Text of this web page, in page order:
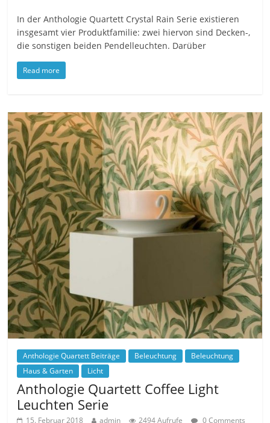
In der Anthologie Quartett Crystal Rain Serie existieren
insgesamt vier Produktfamilie: zwei hiervon sind Decken-,
die sonstigen beiden Pendelleuchten. Darüber
Read more
Anthologie Quartett Beiträge Beleuchtung
Beleuchtung
Haus & Garten
Licht
Anthologie Quartett Coffee Light
Leuchten Serie
15. Februar 2018 admin 2494 Aufrufe
0 Comments